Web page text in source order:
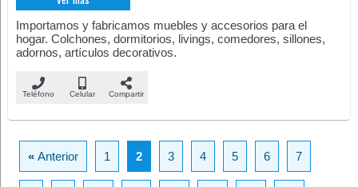
Importamos y fabricamos muebles y accesorios para el
hogar. Colchones, dormitorios, livings, comedores, sillones,
adornos, artículos decorativos.
Teléfono Celular Compartir
«Anterior 1 2 3 4 5 6 7